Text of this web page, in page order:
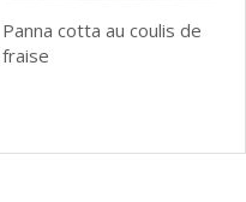
Panna cotta au coulis de
fraise